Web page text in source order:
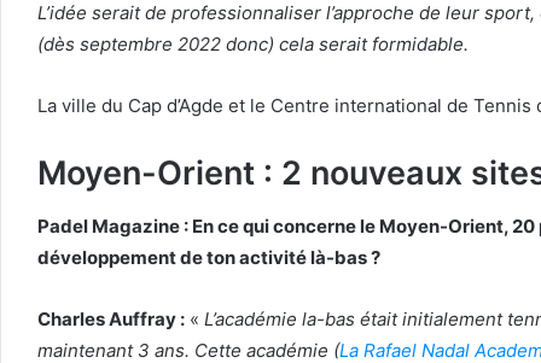
L’idée serait de professionnaliser l’approche de leur
(dès septembre 2022 donc) cela serait formidable.
La ville du Cap d’Agde et le Centre international de
Moyen-Orient : 2 nouveaux
Padel Magazine : En ce qui concerne le Moyen-Orient,
développement de ton activité là-bas ?
Charles Auffray : « L’académie la-bas était initialement
maintenant 3 ans. Cette académie (La Rafael Nadal